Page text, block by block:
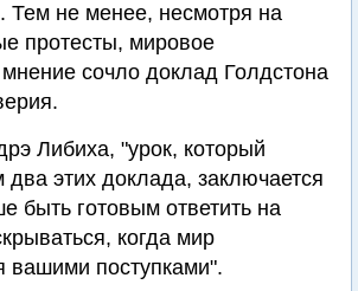
Тем не менее, несмотря на
протесты, мировое
сочло доклад Голдстона
Либиха, "урок, который
этих доклада, заключается
быть готовым ответить на
когда мир
вашими поступками".